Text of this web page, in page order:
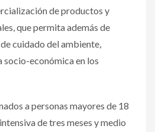
de productos y
que permita además de
cuidado del ambiente,
económica en los
a personas mayores de 18
de tres meses y medio